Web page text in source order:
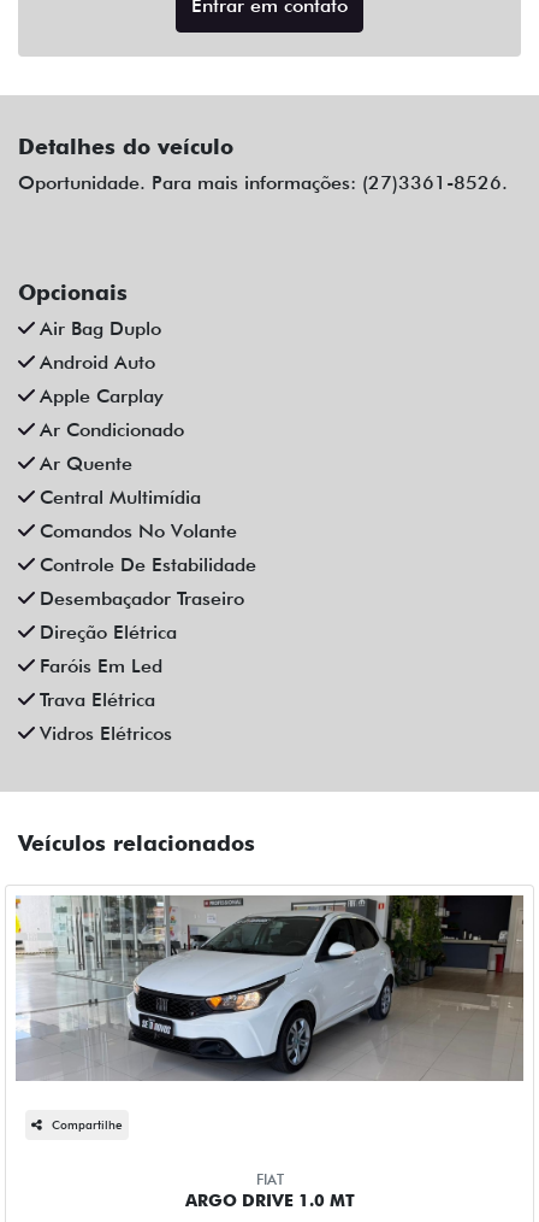
Entrar em contato
Detalhes do veículo
Oportunidade. Para mais informações: (27)3361-8526.
Opcionais
Air Bag Duplo
Android Auto
Apple Carplay
Ar Condicionado
Ar Quente
Central Multimídia
Comandos No Volante
Controle De Estabilidade
Desembaçador Traseiro
Direção Elétrica
Faróis Em Led
Trava Elétrica
Vidros Elétricos
Veículos relacionados
Compartilhe
FIAT
ARGO DRIVE 1.0 MT